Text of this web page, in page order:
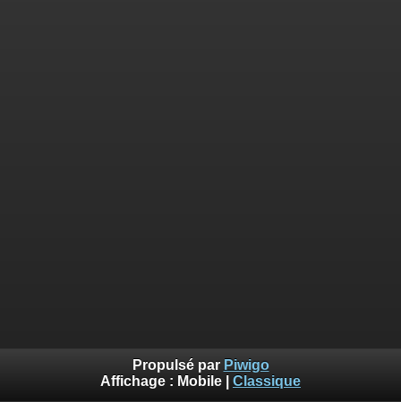
Propulsé par Piwigo
Affichage : Mobile Classique